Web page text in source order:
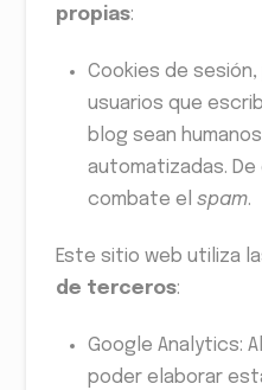
propias:
Cookies de
usuarios que
blog sean
automatizadas.
combate el spam.
Este sitio web utiliza
de terceros:
Google Analytics:
poder elaborar